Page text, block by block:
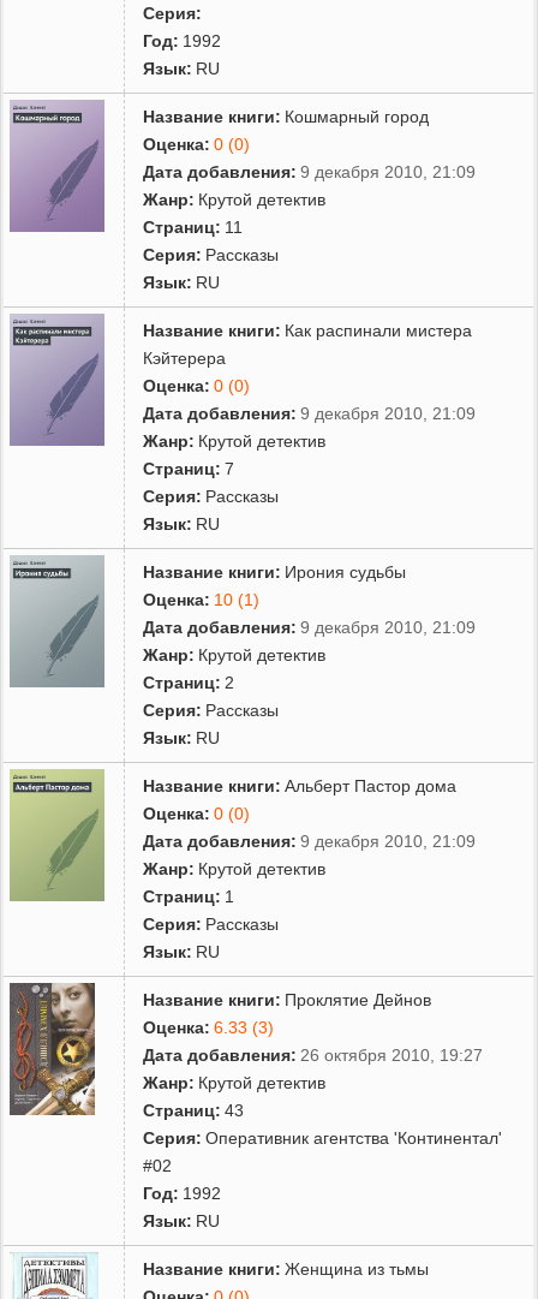
Серия:
Год: 1992
Язык: RU
Название книги: Кошмарный город
Оценка: 0 (0)
Дата добавления: 9 декабря 2010, 21:09
Жанр: Крутой детектив
Страниц: 11
Серия: Рассказы
Язык: RU
Название книги: Как распинали мистера
Кэйтерера
Оценка: 0 (0)
Дата добавления: 9 декабря 2010, 21:09
Жанр: Крутой детектив
Страниц: 7
Серия: Рассказы
Язык: RU
Название книги: Ирония судьбы
Оценка: 10 (1)
Дата добавления: 9 декабря 2010, 21:09
Жанр: Крутой детектив
Страниц: 2
Серия: Рассказы
Язык: RU
Название книги: Альберт Пастор дома
Оценка: 0 (0)
Дата добавления: 9 декабря 2010, 21:09
Жанр: Крутой детектив
Страниц: 1
Серия: Рассказы
Язык: RU
Название книги: Проклятие Дейнов
Оценка: 6.33 (3)
Дата добавления: 26 октября 2010, 19:27
Жанр: Крутой детектив
Страниц: 43
Серия: Оперативник агентства 'Континентал'
#02
Год: 1992
Язык: RU
Название книги: Женщина из тьмы